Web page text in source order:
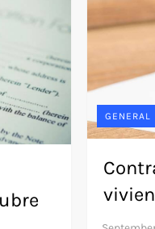
GENERAL